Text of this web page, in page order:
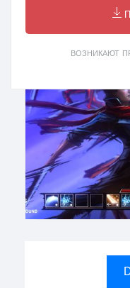
ВОЗНИКАЮТ